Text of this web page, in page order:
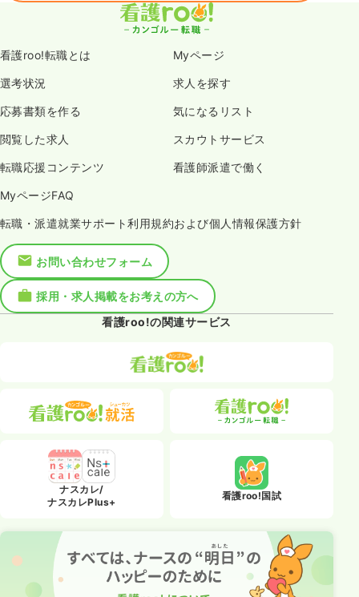
看護roo!転職とは Myページ
選考状況 求人を探す
応募書類を作る 気になるリスト
閲覧した求人 スカウトサービス
転職応援コンテンツ 看護師派遣で働く
MyページFAQ
転職・派遣就業サポート利用規約および個人情報保護方針
お問い合わせフォーム
採用・求人掲載をお考えの方へ
看護roo!の関連サービス
ナスカレ/
ナスカレPlus+
看護roo!国試